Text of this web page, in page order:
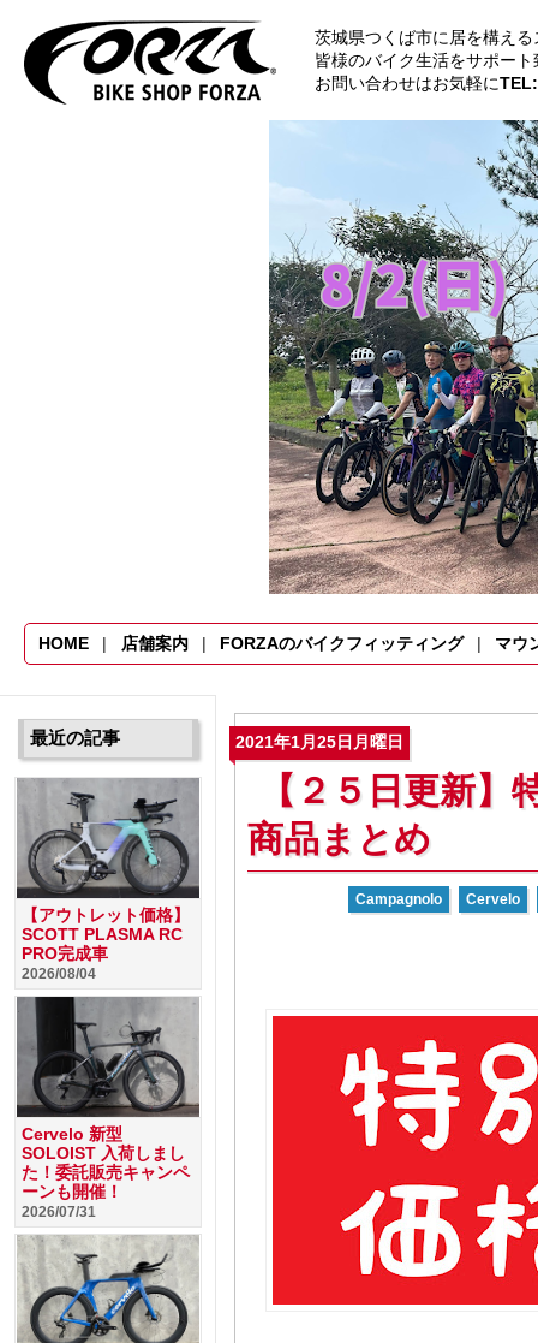
茨城県つくば市に居を構え
皆様のバイク生活をサポー
お問い合わせはお気軽に
HOME 店舗案内 FORZAのバイクフィッティング マウ
2021年1月25日月曜日
【２５日更新
商品まとめ
Campagnolo Cervelo
最近の記事
【アウトレット価格】
SCOTT PLASMA RC
PRO完成車
2026/08/04
Cervelo 新型
SOLOIST 入荷しまし
た！委託販売キャンペ
ーンも開催！
2026/07/31